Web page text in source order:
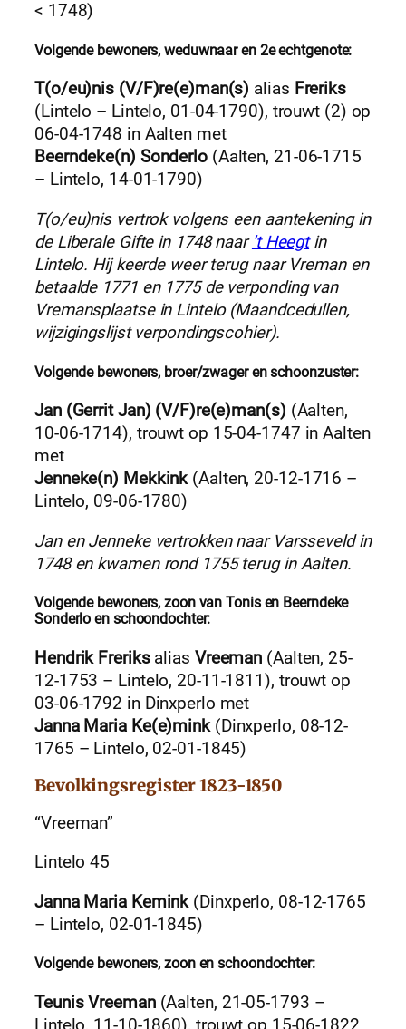
< 1748)
Volgende bewoners, weduwnaar en 2e echtgenote:
T(o/eu)nis (V/F)re(e)man(s) alias Freriks
(Lintelo – Lintelo, 01-04-1790), trouwt (2) op
06-04-1748 in Aalten met
Beerndeke(n) Sonderlo(Aalten, 21-06-1715
– Lintelo, 14-01-1790)
T(o/eu)nis vertrok volgens een aantekening in
de Liberale Gifte in 1748 naar ’t Heegtin
Lintelo. Hij keerde weer terug naar Vreman en
betaalde 1771 en 1775 de verponding van
Vremansplaatse in Lintelo (Maandcedullen,
wijzigingslijst verpondingscohier).
Volgende bewoners, broer/zwager en schoonzuster:
Jan (Gerrit Jan) (V/F)re(e)man(s) (Aalten,
10-06-1714), trouwt op 15-04-1747 in Aalten
met
Jenneke(n) Mekkink(Aalten, 20-12-1716 –
Lintelo, 09-06-1780)
Jan en Jenneke vertrokken naar Varsseveld in
1748 en kwamen rond 1755 terug in Aalten.
Volgende bewoners, zoon van Tonis en Beerndeke
Sonderlo en schoondochter:
Hendrik Freriksalias Vreeman (Aalten, 25-
12-1753 – Lintelo, 20-11-1811), trouwt op
03-06-1792 in Dinxperlo met
Janna Maria Ke(e)mink(Dinxperlo, 08-12-
1765 – Lintelo, 02-01-1845)
Bevolkingsregister 1823-1850
“Vreeman”
Lintelo 45
Janna Maria Kemink(Dinxperlo, 08-12-1765
– Lintelo, 02-01-1845)
Volgende bewoners, zoon en schoondochter:
Teunis Vreeman(Aalten, 21-05-1793 –